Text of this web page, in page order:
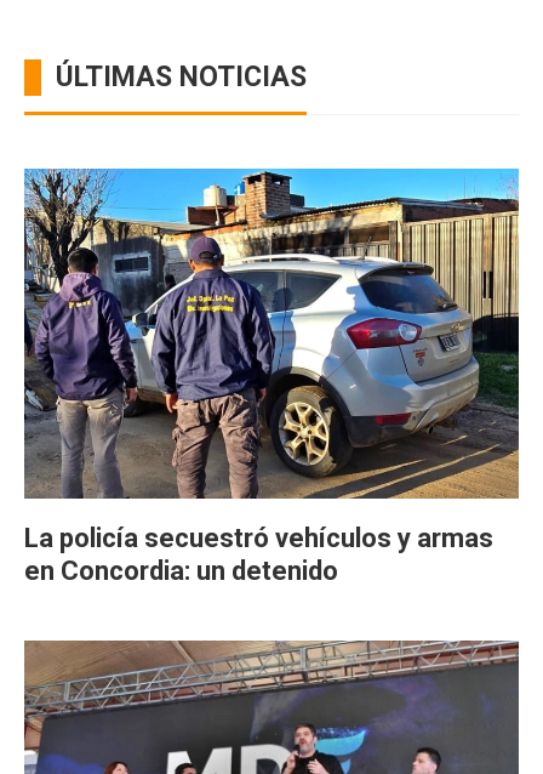
ÚLTIMAS NOTICIAS
La policía secuestró vehículos y armas
en Concordia: un detenido